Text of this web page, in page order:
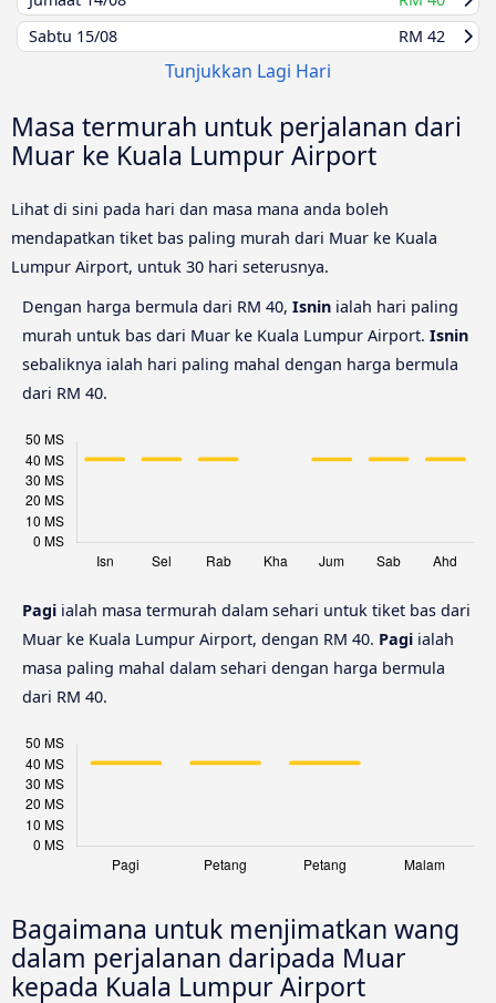
Sabtu 15/08 RM 42
Tunjukkan Lagi Hari
Masa termurah untuk perjalanan dari
Muar ke Kuala Lumpur Airport
Lihat di sini pada hari dan masa mana anda boleh
mendapatkan tiket bas paling murah dari Muar ke Kuala
Lumpur Airport, untuk 30 hari seterusnya.
Dengan harga bermula dari RM 40, Isnin ialah hari paling
murah untuk bas dari Muar ke Kuala Lumpur Airport. Isnin
sebaliknya ialah hari paling mahal dengan harga bermula
dari RM 40.
Pagi ialah masa termurah dalam sehari untuk tiket bas dari
Muar ke Kuala Lumpur Airport, dengan RM 40. Pagi ialah
masa paling mahal dalam sehari dengan harga bermula
dari RM 40.
Bagaimana untuk menjimatkan wang
dalam perjalanan daripada Muar
kepada Kuala Lumpur Airport